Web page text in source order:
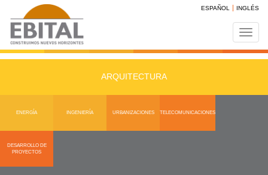
ESPAÑOL INGLÉS
ARQUITECTURA
ENERGÍA INGENIERÍA URBANIZACIONES TELECOMUNICACIONES
DESARROLLO DE
PROYECTOS